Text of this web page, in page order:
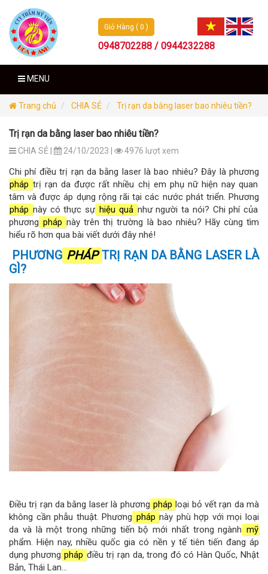
Giỏ Hàng ( 0 )
0948702288 / 0944232288
MENU
Trang chủ CHIA SẺ Trị rạn da bằng laser bao nhiêu tiền?
Trị rạn da bằng laser bao nhiêu tiền?
CHIA SẺ | 24/10/2023 | 4976 lượt xem
Chi phí điều trị rạn da bằng laser là bao nhiêu? Đây là phương
pháp trị rạn da được rất nhiều chị em phụ nữ hiện nay quan
tâm và được áp dụng rộng rãi tại các nước phát triển. Phương
pháp này có thực sự hiệu quả như người ta nói? Chi phí của
phương pháp này trên thị trường là bao nhiêu? Hãy cùng tìm
hiểu rõ hơn qua bài viết dưới đây nhé!
PHƯƠNG PHÁPTRỊ RẠN DA BẰNG LASER LÀ
GÌ?
Điều trị rạn da bằng laser là phương pháp loại bỏ vết rạn da mà
không cần phẫu thuật. Phương pháp này phù hợp với mọi loại
da và là một trong những tiến bộ mới nhất trong ngành mỹ
phẩm. Hiện nay, nhiều quốc gia có nền y tế tiên tiến đang áp
dụng phương pháp điều trị rạn da, trong đó có Hàn Quốc, Nhật
Bản, Thái Lan...